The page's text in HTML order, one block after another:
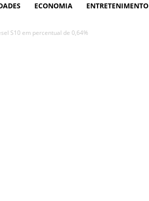
ECONOMIA ENTRETENIMENTO
S10 em percentual de 0,64%